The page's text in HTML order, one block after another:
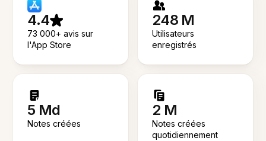
4.4
73 000+ avis sur
l'App Store
248 M
Utilisateurs
enregistrés
5 Md
Notes créées
2 M
Notes créées
quotidiennement